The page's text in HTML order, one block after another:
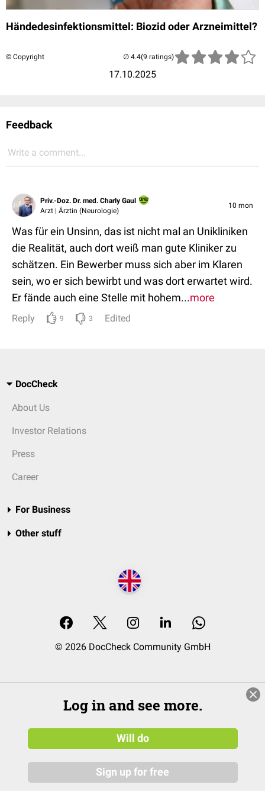
Händedesinfektionsmittel: Biozid oder Arzneimittel?
© Copyright
17.10.2025
(9 ratings)
Feedback
Write a comment...
Priv.-Doz. Dr. med. Charly Gaul
Arzt | Ärztin (Neurologie)
10 mon
Was für ein Unsinn, das ist nicht mal an Unikliniken
die Realität, auch dort weiß man gute Kliniker zu
schätzen. Ein Bewerber muss sich aber im Klaren
sein, wo er sich bewirbt und was dort erwartet wird.
Er fände auch eine Stelle mit hohem...more
Reply 9 3 Edited
DocCheck
About Us
Investor Relations
Press
Career
For Business
Other stuff
© 2026 DocCheck Community GmbH
Log in and see more.
Will do
Sign up for free